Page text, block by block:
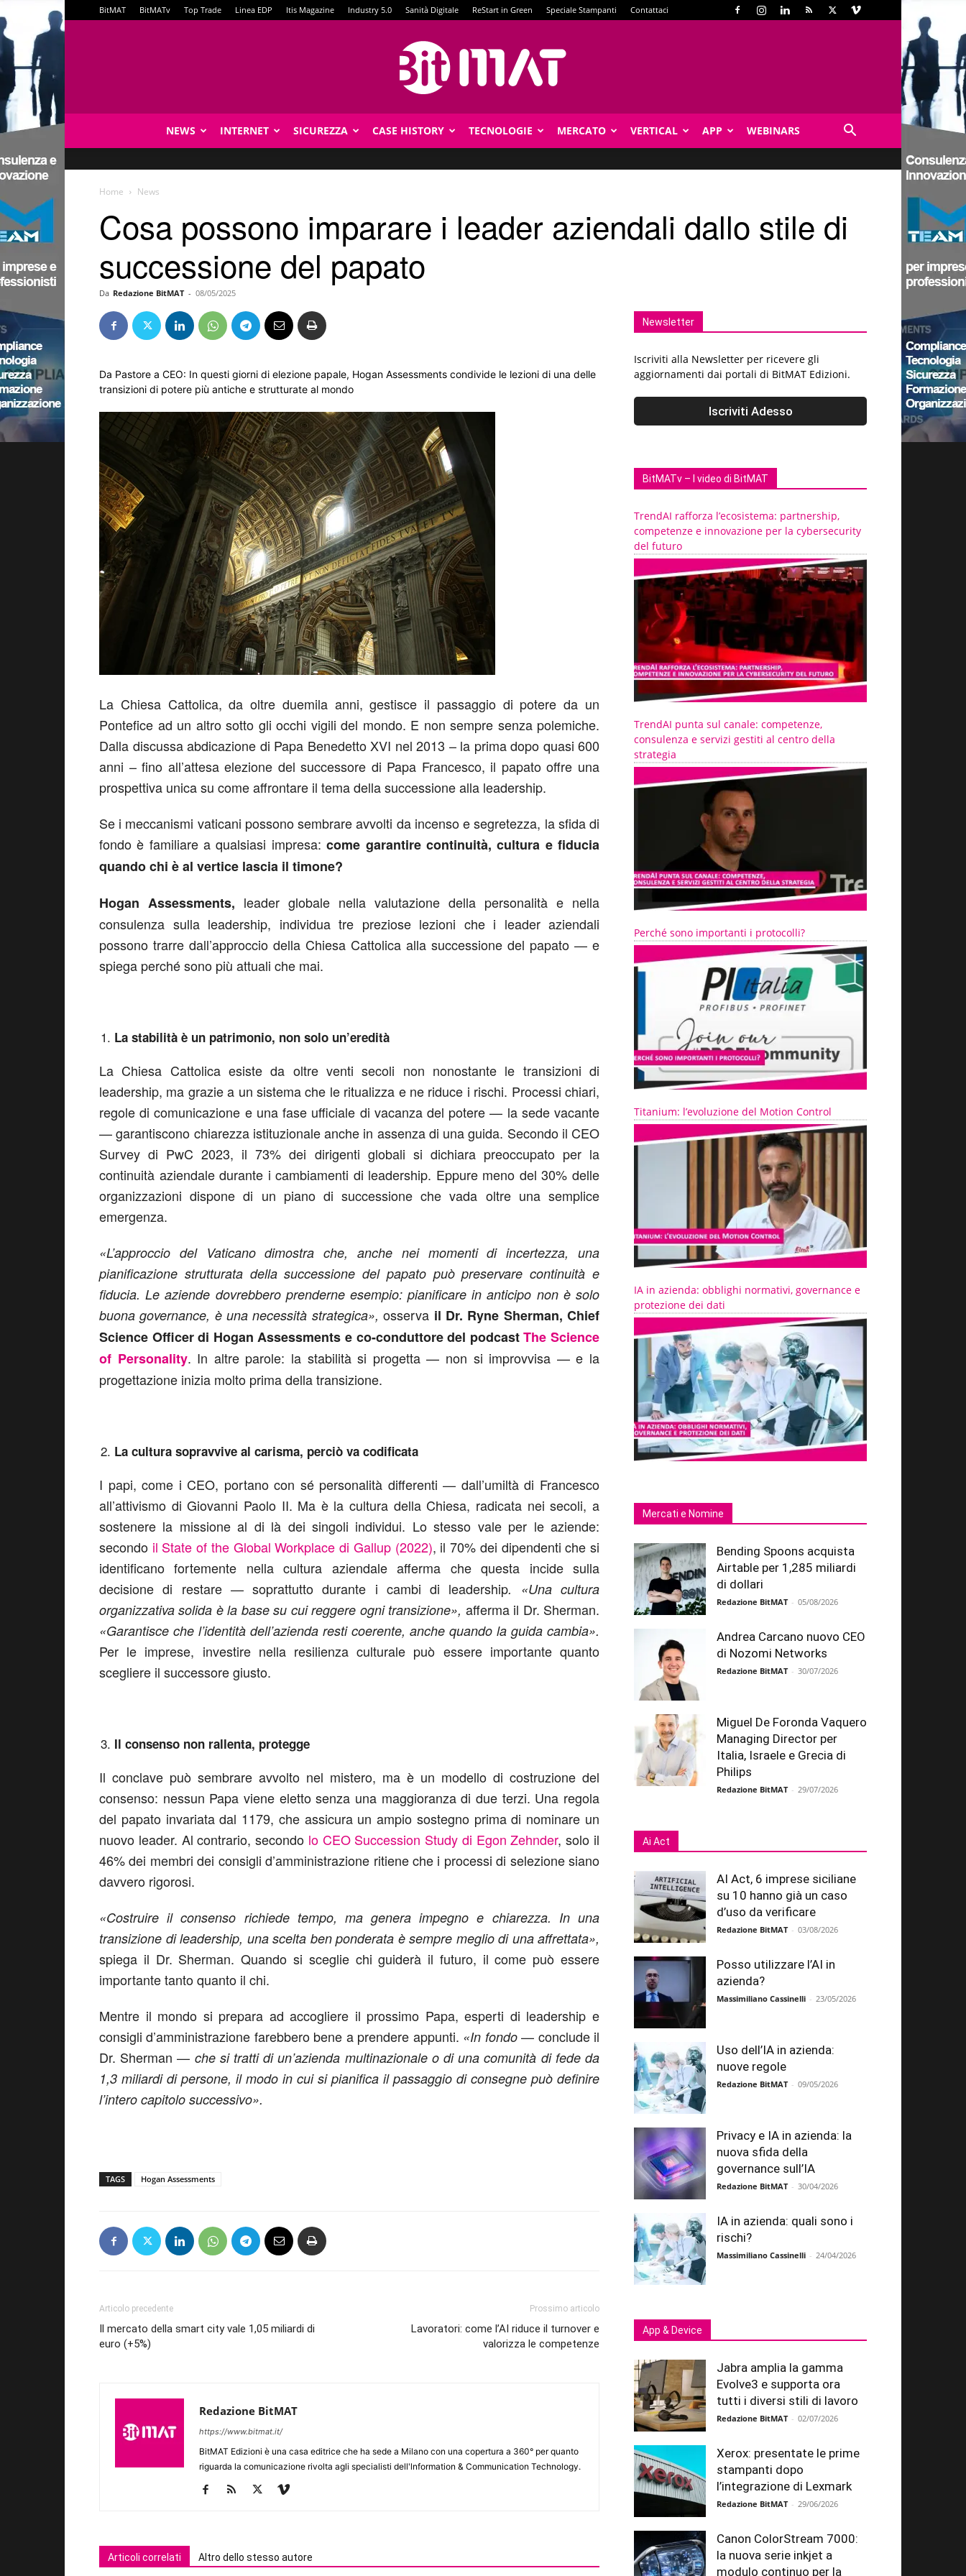
BitMAT BitMATv Top Trade Linea EDP Itis Magazine Industry 5.0 Sanità Digitale ReStart in Green Speciale Stampanti Contattaci
NEWS INTERNET SICUREZZA CASE HISTORY TECNOLOGIE MERCATO VERTICAL APP WEBINARS
Home News
Cosa possono imparare i leader aziendali dallo stile di
successione del papato
Da Redazione BitMAT - 08/05/2025
Da Pastore a CEO: In questi giorni di elezione papale, Hogan Assessments condivide le lezioni di una delle
transizioni di potere più antiche e strutturate al mondo
La Chiesa Cattolica, da oltre duemila anni, gestisce il passaggio di potere da un
Pontefice ad un altro sotto gli occhi vigili del mondo. E non sempre senza polemiche.
Dalla discussa abdicazione di Papa Benedetto XVI nel 2013 – la prima dopo quasi 600
anni – fino all’attesa elezione del successore di Papa Francesco, il papato offre una
prospettiva unica su come affrontare il tema della successione alla leadership.
Se i meccanismi vaticani possono sembrare avvolti da incenso e segretezza, la sfida di
fondo è familiare a qualsiasi impresa:come garantire continuità, cultura e fiducia
quando chi è al vertice lascia il timone?
Hogan Assessments, leader globale nella valutazione della personalità e nella
consulenza sulla leadership, individua tre preziose lezioni che i leader aziendali
possono trarre dall’approccio della Chiesa Cattolica alla successione del papato — e
spiega perché sono più attuali che mai.
La stabilità è un patrimonio, non solo un’eredità
La Chiesa Cattolica esiste da oltre venti secoli non nonostante le transizioni di
leadership, ma grazie a un sistema che le ritualizza e ne riduce i rischi. Processi chiari,
regole di comunicazione e una fase ufficiale di vacanza del potere — la sede vacante
— garantiscono chiarezza istituzionale anche in assenza di una guida. Secondo il CEO
Survey di PwC 2023, il 73% dei dirigenti globali si dichiara preoccupato per la
continuità aziendale durante i cambiamenti di leadership. Eppure meno del 30% delle
organizzazioni dispone di un piano di successione che vada oltre una semplice
emergenza.
«L’approccio del Vaticano dimostra che, anche nei momenti di incertezza, una
pianificazione strutturata della successione del papato può preservare continuità e
fiducia. Le aziende dovrebbero prenderne esempio: pianificare in anticipo non è solo
buona governance, è una necessità strategica», osserva il Dr. Ryne Sherman, Chief
Science Officer di Hogan Assessments e co-conduttore del podcastThe Science
of Personality. In altre parole: la stabilità si progetta — non si improvvisa — e la
progettazione inizia molto prima della transizione.
La cultura sopravvive al carisma, perciò va codificata
I papi, come i CEO, portano con sé personalità differenti — dall’umiltà di Francesco
all’attivismo di Giovanni Paolo II. Ma è la cultura della Chiesa, radicata nei secoli, a
sostenere la missione al di là dei singoli individui. Lo stesso vale per le aziende:
secondo il State of the Global Workplace di Gallup (2022), il 70% dei dipendenti che si
identificano fortemente nella cultura aziendale afferma che questa incide sulla
decisione di restare — soprattutto durante i cambi di leadership. «Una cultura
organizzativa solida è la base su cui reggere ogni transizione», afferma il Dr. Sherman.
«Garantisce che l’identità dell’azienda resti coerente, anche quando la guida cambia».
Per le imprese, investire nella resilienza culturale può essere importante quanto
scegliere il successore giusto.
Il consenso non rallenta, protegge
Il conclave può sembrare avvolto nel mistero, ma è un modello di costruzione del
consenso: nessun Papa viene eletto senza una maggioranza di due terzi. Una regola
del papato invariata dal 1179, che assicura un ampio sostegno prima di nominare un
nuovo leader. Al contrario, secondo lo CEO Succession Study di Egon Zehnder, solo il
46% dei membri dei consigli d’amministrazione ritiene che i processi di selezione siano
davvero rigorosi.
«Costruire il consenso richiede tempo, ma genera impegno e chiarezza. In una
transizione di leadership, una scelta ben ponderata è sempre meglio di una affrettata»,
spiega il Dr. Sherman. Quando si sceglie chi guiderà il futuro, il come può essere
importante tanto quanto il chi.
Mentre il mondo si prepara ad accogliere il prossimo Papa, esperti di leadership e
consigli d’amministrazione farebbero bene a prendere appunti. «In fondo— conclude il
Dr. Sherman — che si tratti di un’azienda multinazionale o di una comunità di fede da
1,3 miliardi di persone, il modo in cui si pianifica il passaggio di consegne può definire
l’intero capitolo successivo».
TAGS Hogan Assessments
Articolo precedente
Il mercato della smart city vale 1,05 miliardi di
euro (+5%)
Prossimo articolo
Lavoratori: come l’AI riduce il turnover e
valorizza le competenze
Redazione BitMAT
https://www.bitmat.it/
BitMAT Edizioni è una casa editrice che ha sede a Milano con una copertura a 360° per quanto
riguarda la comunicazione rivolta agli specialisti dell'lnformation & Communication Technology.
Articoli correlati Altro dello stesso autore
Newsletter
Iscriviti alla Newsletter per ricevere gli
aggiornamenti dai portali di BitMAT Edizioni.
BitMATv – I video di BitMAT
TrendAI rafforza l’ecosistema: partnership,
competenze e innovazione per la cybersecurity
del futuro
TrendAI punta sul canale: competenze,
consulenza e servizi gestiti al centro della
strategia
Perché sono importanti i protocolli?
Titanium: l’evoluzione del Motion Control
IA in azienda: obblighi normativi, governance e
protezione dei dati
Mercati e Nomine
Bending Spoons acquista
Airtable per 1,285 miliardi
di dollari
Redazione BitMAT - 05/08/2026
Andrea Carcano nuovo CEO
di Nozomi Networks
Redazione BitMAT - 30/07/2026
Miguel De Foronda Vaquero
Managing Director per
Italia, Israele e Grecia di
Philips
Redazione BitMAT - 29/07/2026
Ai Act
AI Act, 6 imprese siciliane
su 10 hanno già un caso
d’uso da verificare
Redazione BitMAT - 03/08/2026
Posso utilizzare l’AI in
azienda?
Massimiliano Cassinelli - 23/05/2026
Uso dell’IA in azienda:
nuove regole
Redazione BitMAT - 09/05/2026
Privacy e IA in azienda: la
nuova sfida della
governance sull’IA
Redazione BitMAT - 30/04/2026
IA in azienda: quali sono i
rischi?
Massimiliano Cassinelli - 24/04/2026
App & Device
Jabra amplia la gamma
Evolve3 e supporta ora
tutti i diversi stili di lavoro
Redazione BitMAT - 02/07/2026
Xerox: presentate le prime
stampanti dopo
l’integrazione di Lexmark
Redazione BitMAT - 29/06/2026
Canon ColorStream 7000:
la nuova serie inkjet a
modulo continuo per la